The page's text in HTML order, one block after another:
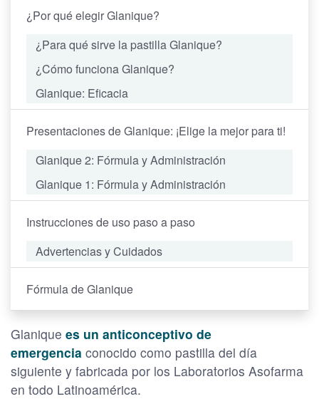
¿Por qué elegir Glanique?
¿Para qué sirve la pastilla Glanique?
¿Cómo funciona Glanique?
Glanique: Eficacia
Presentaciones de Glanique: ¡Elige la mejor para ti!
Glanique 2: Fórmula y Administración
Glanique 1: Fórmula y Administración
Instrucciones de uso paso a paso
Advertencias y Cuidados
Fórmula de Glanique
Glanique es un anticonceptivo de
emergencia conocido como pastilla del día
siguiente y fabricada por los Laboratorios Asofarma
en todo Latinoamérica.